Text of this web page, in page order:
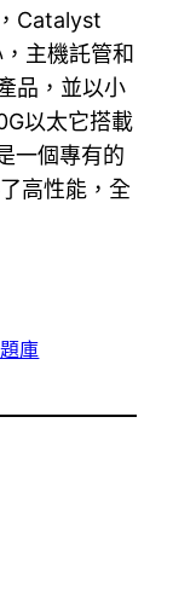
Catalyst
主機託管和
品，並以小
以太它搭載
一個專有的
高性能，全
庫